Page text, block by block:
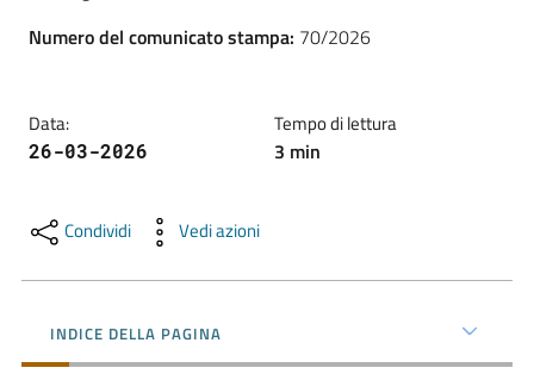
l'impresa
territorio
Tutelare
e
Consumatore
Numero del comunicato stampa: 70/2026
Data:
26-03-2026
Tempo di lettura
3 min
Condividi Vedi azioni
INDICE DELLA PAGINA